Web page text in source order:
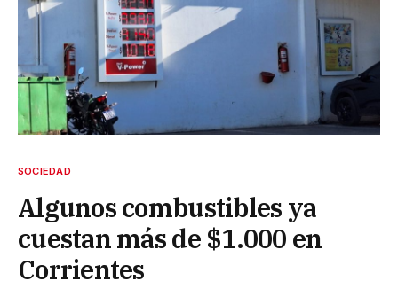
SOCIEDAD
Algunos combustibles ya
cuestan más de $1.000 en
Corrientes